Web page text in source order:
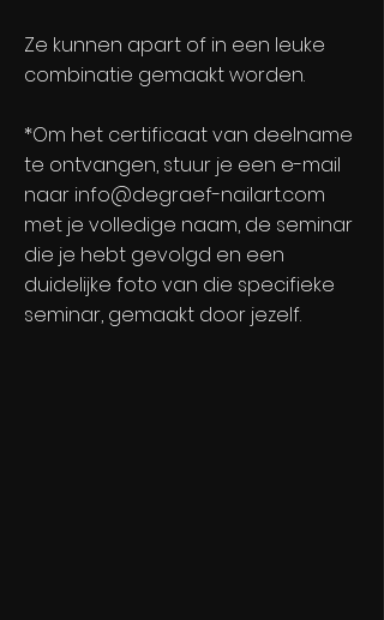
Ze kunnen apart of in een leuke
combinatie gemaakt worden.
*Om het certificaat van deelname
te ontvangen, stuur je een e-mail
naar info@degraef-nailart.com
met je volledige naam, de seminar
die je hebt gevolgd en een
duidelijke foto van die specifieke
seminar, gemaakt door jezelf.